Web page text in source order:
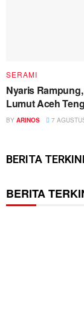
SERAMI
Nyaris
Lumut Aceh
BY ARINOS 7
BERITA TERKINI
BERITA